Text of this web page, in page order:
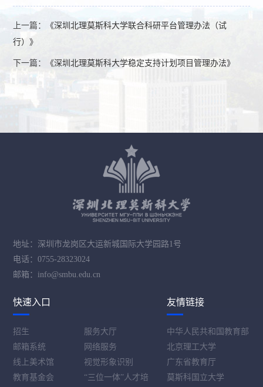
上一篇：
《深圳北理莫斯科大学联合科研平台管理办法（试
行）》
下一篇： 《深圳北理莫斯科大学稳定支持计划项目管理办法》
地址：深圳市龙岗区大运新城国际大学园路1号
电话：0755-28323024
邮箱：info@smbu.edu.cn
快速入口
招生
服务大厅
邮箱系统
网络服务
线上美术馆
视觉形象识别
教育基金会
“三位一体”人才培
友情链接
中华人民共和国教育部
北京理工大学
广东省教育厅
莫斯科国立大学